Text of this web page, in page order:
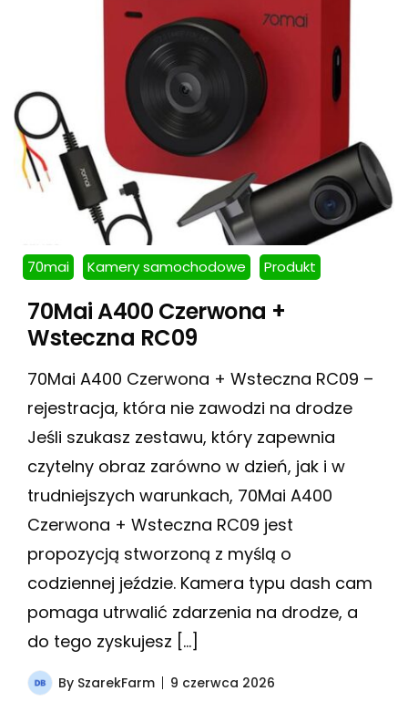
70mai Kamery samochodowe Produkt
70Mai A400 Czerwona +
Wsteczna RC09
70Mai A400 Czerwona + Wsteczna RC09 –
rejestracja, która nie zawodzi na drodze
Jeśli szukasz zestawu, który zapewnia
czytelny obraz zarówno w dzień, jak i w
trudniejszych warunkach, 70Mai A400
Czerwona + Wsteczna RC09 jest
propozycją stworzoną z myślą o
codziennej jeździe. Kamera typu dash cam
pomaga utrwalić zdarzenia na drodze, a
do tego zyskujesz […]
By SzarekFarm 9 czerwca 2026